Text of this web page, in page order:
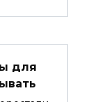
для